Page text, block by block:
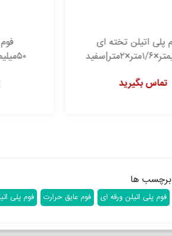
فوم پلی اتیلن تخته ای
۵۰میلیمتر×۱/۶متر×۲متر|سفید
تماس بگیرید
برچسب ها
فوم پلی اتیلن ورقه ای فوم عایق حرارت فوم پلی